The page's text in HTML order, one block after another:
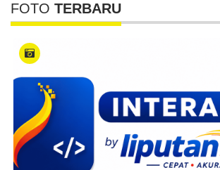
FOTO TERBARU